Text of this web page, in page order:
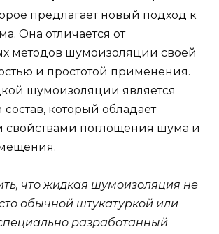
предлагает новый подход к
Она отличается от
методов шумоизоляции своей
и простотой применения.
шумоизоляции является
который обладает
поглощения шума и
что жидкая шумоизоляция не
обычной штукатуркой или
разработанный